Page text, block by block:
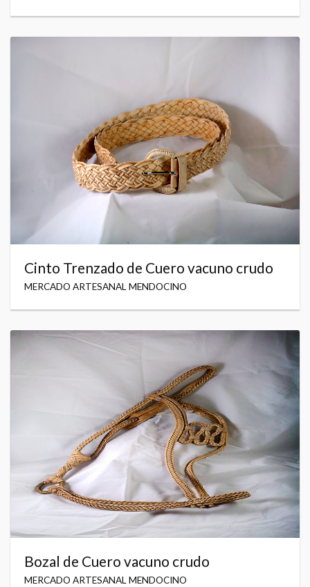
Cinto Trenzado de Cuero vacuno crudo
MERCADO ARTESANAL MENDOCINO
Bozal de Cuero vacuno crudo
MERCADO ARTESANAL MENDOCINO